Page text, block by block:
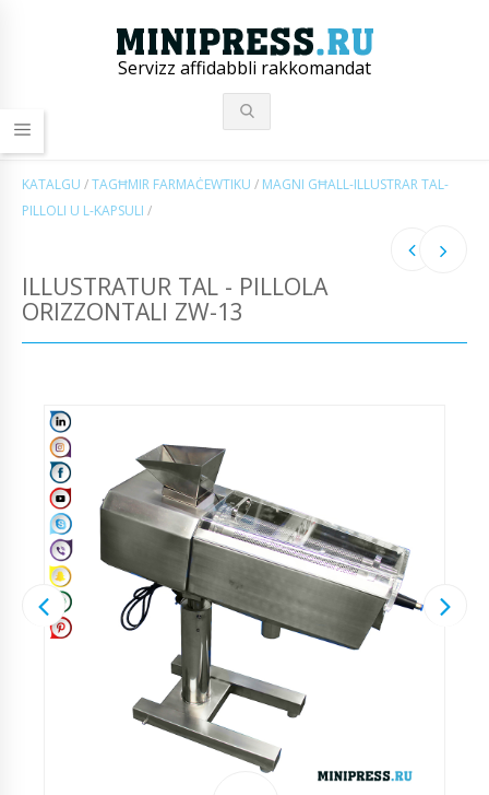
Servizz affidabbli rakkomandat
KATALGU /TAGĦMIR FARMAĊEWTIKU / MAGNI GĦALL-ILLUSTRAR TAL-
PILLOLI U L-KAPSULI /
ILLUSTRATUR TAL - PILLOLA
ORIZZONTALI ZW-13